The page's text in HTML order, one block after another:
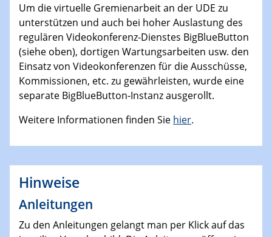
Um die virtuelle Gremienarbeit an der UDE zu
unterstützen und auch bei hoher Auslastung des
regulären Videokonferenz-Dienstes BigBlueButton
(siehe oben), dortigen Wartungsarbeiten usw. den
Einsatz von Videokonferenzen für die Ausschüsse,
Kommissionen, etc. zu gewährleisten, wurde eine
separate BigBlueButton-Instanz ausgerollt.
Weitere Informationen finden Sie hier.
Hinweise
Anleitungen
Zu den Anleitungen gelangt man per Klick auf das